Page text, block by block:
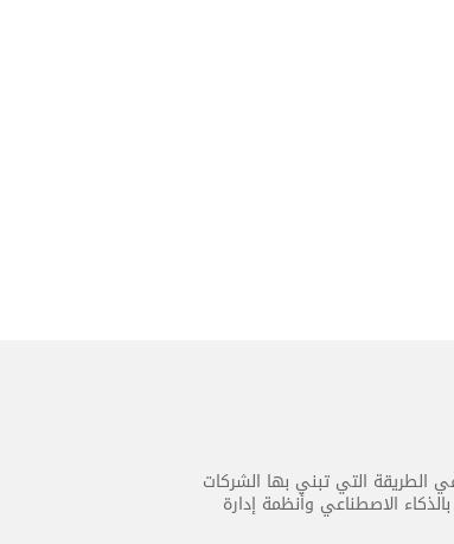
أي وقت مضى، ويأتي عام 2026 بتغييرات كبيرة في الطريقة التي تبني بها الشركات
الاصطناعي وأنظمة إدارة